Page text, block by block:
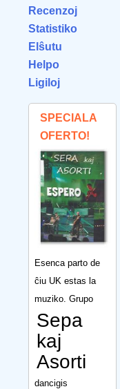
Recenzoj
Statistiko
Elŝutu
Helpo
Ligiloj
SPECIALA
OFERTO!
Esenca parto de
ĉiu UK estas la
muziko. Grupo
Sepa
kaj
Asorti
dancigis